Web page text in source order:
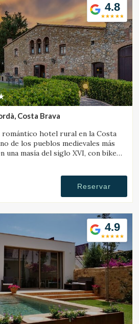
4.8
Costa Brava
romántico hotel rural en la Costa
de los pueblos medievales más
una masía del siglo XVI, con bike
Reservar
4.9